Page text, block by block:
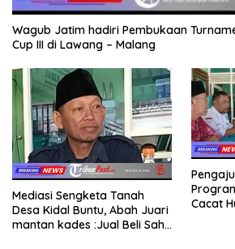
Wagub Jatim hadiri Pembukaan
Cup III di Lawang – Malang
Mediasi Sengketa Tanah
Desa Kidal Buntu, Abah Juari
mantan kades :Jual Beli Sah,
Cacat